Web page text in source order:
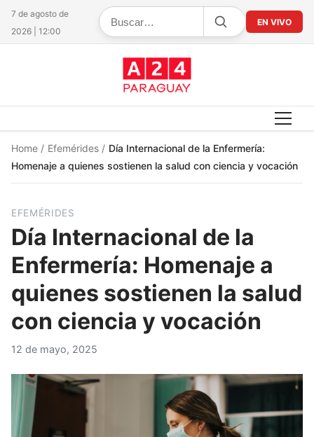
7 de agosto de
2026 | 12:00
EN VIVO
Home / Efemérides / Día Internacional de la Enfermería:
Homenaje a quienes sostienen la salud con ciencia y vocación
EFEMÉRIDES
Día Internacional de la
Enfermería: Homenaje a
quienes sostienen la salud
con ciencia y vocación
12 de mayo, 2025